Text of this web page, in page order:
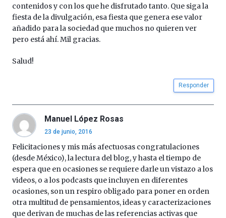
contenidos y con los que he disfrutado tanto. Que siga la
fiesta de la divulgación, esa fiesta que genera ese valor
añadido para la sociedad que muchos no quieren ver
pero está ahí. Mil gracias.
Salud!
Responder
Manuel López Rosas
23 de junio, 2016
Felicitaciones y mis más afectuosas congratulaciones
(desde México), la lectura del blog, y hasta el tiempo de
espera que en ocasiones se requiere darle un vistazo a los
videos, o a los podcasts que incluyen en diferentes
ocasiones, son un respiro obligado para poner en orden
otra multitud de pensamientos, ideas y caracterizaciones
que derivan de muchas de las referencias activas que